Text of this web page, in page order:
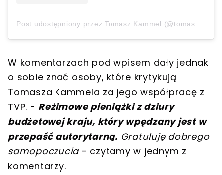
Post udostępniony przez Tomasz Kammel (@tomaszkammel)
W komentarzach pod wpisem dały jednak
o sobie znać osoby, które krytykują
Tomasza Kammela za jego współpracę z
TVP. - Reżimowe pieniążki z dziury
budżetowej kraju, który wpędzany jest w
przepaść autorytarną. Gratuluję dobrego
samopoczucia- czytamy w jednym z
komentarzy.